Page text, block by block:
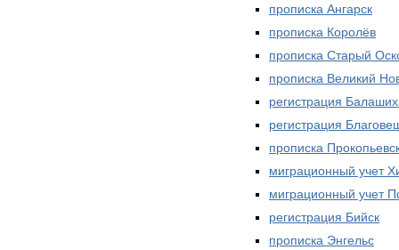
прописка Ангарск
прописка Королёв
прописка Старый
прописка Великий
регистрация
регистрация
прописка
миграционный учет
миграционный учет
регистрация Бийск
прописка Энгельс